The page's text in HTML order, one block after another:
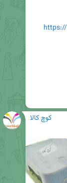
کوچ کالا